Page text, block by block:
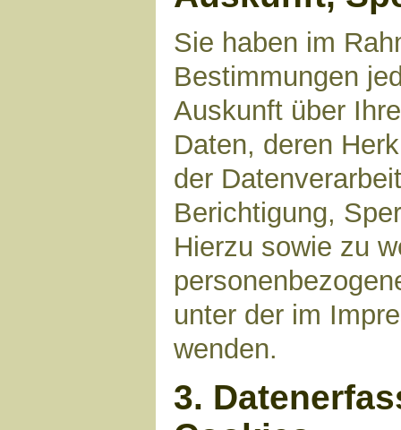
Sie haben im
Bestimmungen
Auskunft über
Daten, deren
der
Berichtigung,
Hierzu sowie zu
unter der im
wenden.
3.